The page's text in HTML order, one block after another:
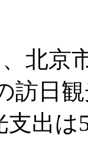
北京
訪日
支出